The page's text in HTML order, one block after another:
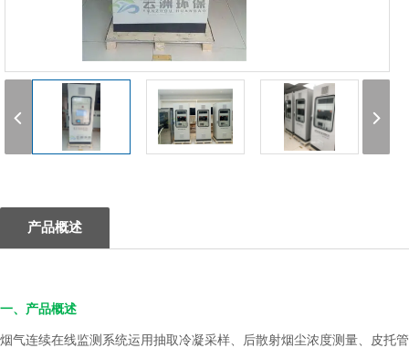
产品概述
一、产品概述
烟气连续在线监测系统运用抽取冷凝采样、后散射烟尘浓度测量、皮托